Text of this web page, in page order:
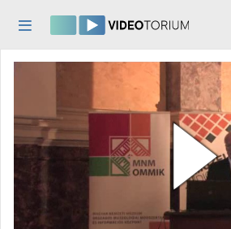
Bejelentkezés
Felfedezés
Lejátszási listák